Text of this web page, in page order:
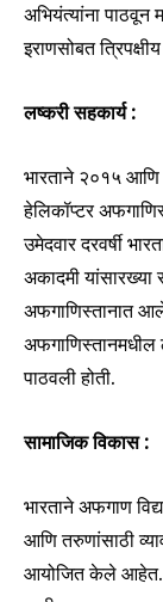
Join our
To subscribe,
or click the
your privacy and
I've read and
अभियंत्यांना पाठवून
इराणसोबत
लष्करी सहकार्य :
भारताने २०१५
हेलिकॉप्टर
उमेदवार दरवर्षी
अकादमी
अफगाणिस्तानात
अफगाणिस्तानमधील
पाठवली होती.
सामाजिक विकास :
भारताने अफगाण
आणि तरुणांसाठी
आयोजित केले आहेत.